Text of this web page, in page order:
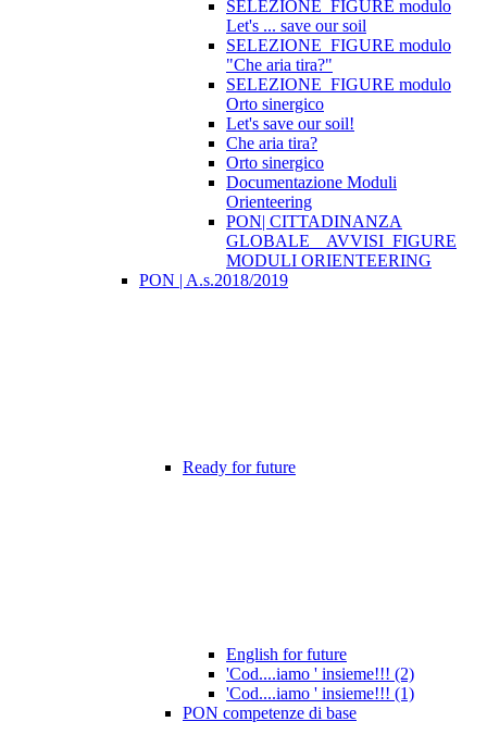
SELEZIONE_FIGURE modulo
Let's ... save our soil
SELEZIONE_FIGURE modulo
"Che aria tira?"
SELEZIONE_FIGURE modulo
Orto sinergico
Let's save our soil!
Che aria tira?
Orto sinergico
Documentazione Moduli
Orienteering
PON| CITTADINANZA
GLOBALE _ AVVISI_FIGURE
MODULI ORIENTEERING
PON | A.s.2018/2019
Ready for future
English for future
'Cod....iamo ' insieme!!! (2)
'Cod....iamo ' insieme!!! (1)
PON competenze di base